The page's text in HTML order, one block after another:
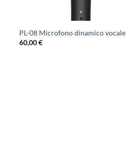
PL-08 Microfono dinamico vocale
60,00€